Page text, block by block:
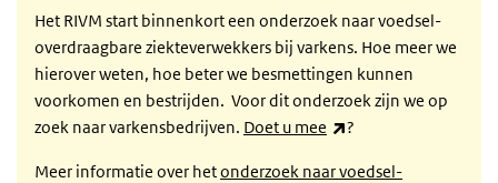
Het RIVM start binnenkort een onderzoek naar voedsel-
overdraagbare ziekteverwekkers bij varkens. Hoe meer we
hierover weten, hoe beter we besmettingen kunnen
voorkomen en bestrijden. Voor dit onderzoek zijn we op
zoek naar varkensbedrijven. Doet u mee (externe link)
?
Meer informatie over hetonderzoek naar voedsel-